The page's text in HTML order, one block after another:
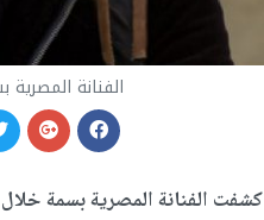
الفنانة
كشفت الفنانة المصرية بسمة